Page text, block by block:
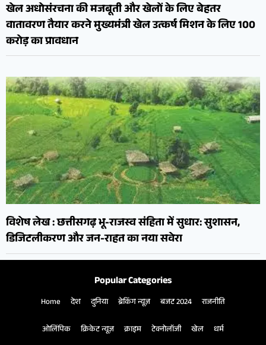
खेल अधोसंरचना की मजबूती और खेलों के लिए बेहतर
वातावरण तैयार करने मुख्यमंत्री खेल उत्कर्ष मिशन के लिए 100
करोड़ का प्रावधान
विशेष लेख : छत्तीसगढ़ भू-राजस्व संहिता में सुधार: सुशासन,
डिजिटलीकरण और जन-राहत का नया सवेरा
Popular Categories
Home देश दुनिया ब्रेकिंग न्यूज़ बजट 2024 राजनीति
ओलिंपिक क्रिकेट न्यूज़ क्राइम टेक्नोलॉजी खेल धर्म